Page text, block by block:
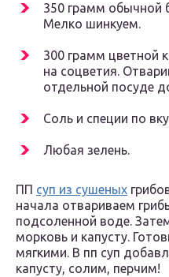
350 грамм обычной
Мелко шинкуем.
300 грамм цветной
на соцветия.
отдельной посуде
Соль и специи по
Любая зелень.
ПП суп из сушеных
начала отвариваем
подсоленной воде.
морковь и капусту.
мягкими. В пп суп
капусту, солим, перчим!